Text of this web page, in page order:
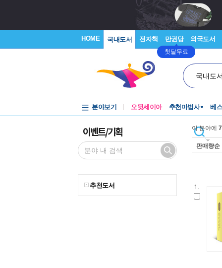
HOME 국내도서 전자책 만권당
첫달무료
외국도서
국내도
분야보기 오뒷세이아 추천마법사 베
이벤트/기획
추천도서
이 분야에 7
판매량순
1.